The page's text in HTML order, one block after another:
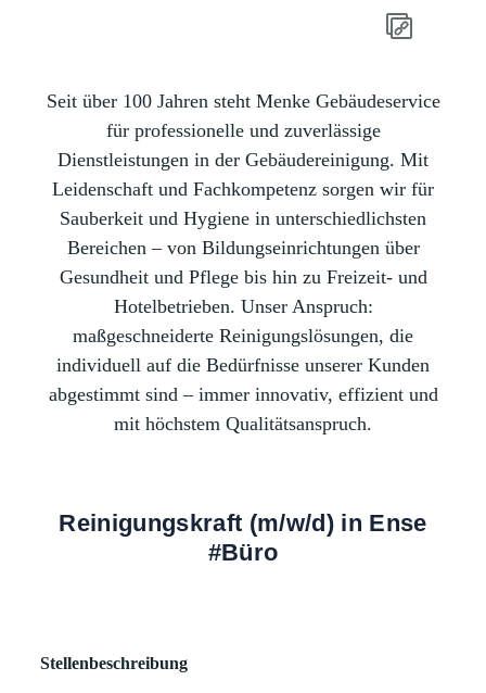
Seit über 100 Jahren steht Menke Gebäudeservice
für professionelle und zuverlässige
Dienstleistungen in der Gebäudereinigung. Mit
Leidenschaft und Fachkompetenz sorgen wir für
Sauberkeit und Hygiene in unterschiedlichsten
Bereichen – von Bildungseinrichtungen über
Gesundheit und Pflege bis hin zu Freizeit- und
Hotelbetrieben. Unser Anspruch:
maßgeschneiderte Reinigungslösungen, die
individuell auf die Bedürfnisse unserer Kunden
abgestimmt sind – immer innovativ, effizient und
mit höchstem Qualitätsanspruch.
Reinigungskraft (m/w/d) in Ense
#Büro
Stellenbeschreibung